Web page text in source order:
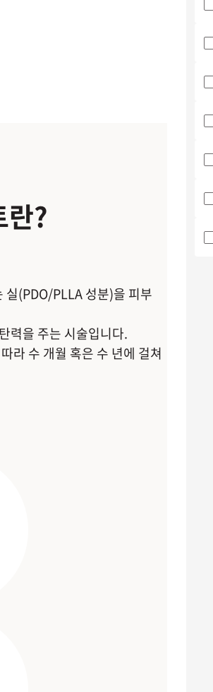
?
실(PDO/PLLA 성분)을 피부
력을 주는 시술입니다.
라 수 개월 혹은 수 년에 걸쳐